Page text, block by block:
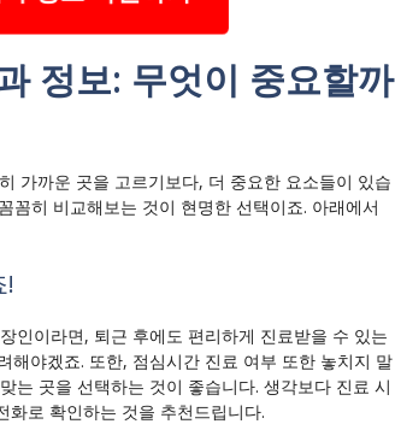
정보: 무엇이 중요할까
가까운 곳을 고르기보다, 더 중요한 요소들이 있습
꼼히 비교해보는 것이 현명한 선택이죠. 아래에서
!
인이라면, 퇴근 후에도 편리하게 진료받을 수 있는
해야겠죠. 또한, 점심시간 진료 여부 또한 놓치지 말
는 곳을 선택하는 것이 좋습니다. 생각보다 진료 시
로 확인하는 것을 추천드립니다.